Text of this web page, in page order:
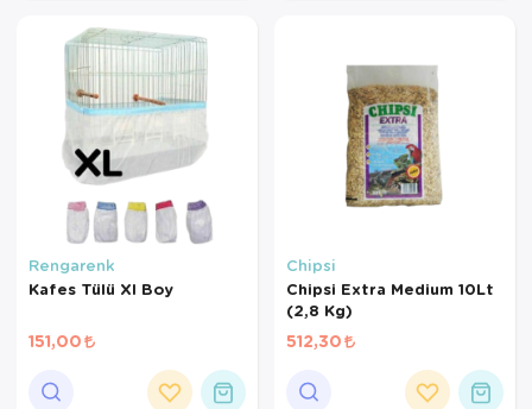
Rengarenk
Kafes Tülü Xl Boy
151,00
Chipsi
Chipsi Extra Medium 10Lt
(2,8 Kg)
512,30